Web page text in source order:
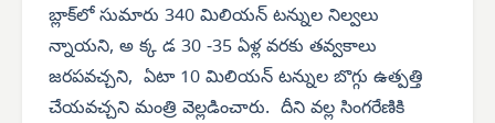
బ్లాక్‌లో సుమారు 340 మిలియన్ టన్నుల నిల్వలు
న్నాయని, అ క్క డ 30 -35 ఏళ్ల వరకు తవ్వకాలు
జరపవచ్చని, ఏటా 10 మిలియన్ టన్నుల బొగ్గు ఉత్పత్తి
చేయవచ్చని మంత్రి వెల్లడించారు. దీని వల్ల సింగరేణికి